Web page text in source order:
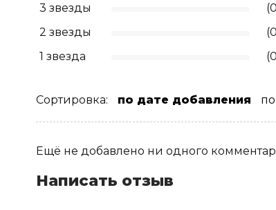
3 звезды
2 звезды
1 звезда
Сортировка: по дате добавления
Ещё не добавлено ни одного
Написать отзыв